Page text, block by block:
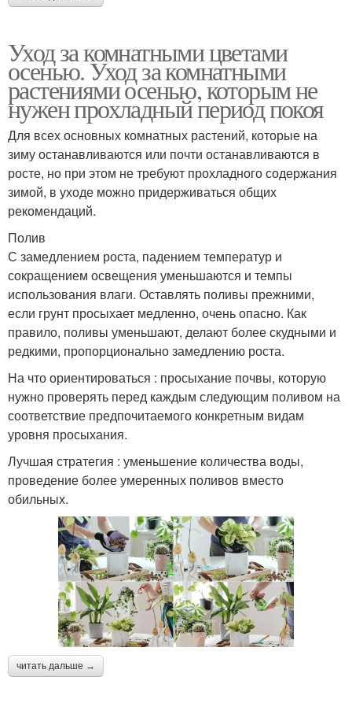
Уход за комнатными цветами
осенью. Уход за комнатными
растениями осенью, которым не
нужен прохладный период покоя
Для всех основных комнатных растений, которые на
зиму останавливаются или почти останавливаются в
росте, но при этом не требуют прохладного содержания
зимой, в уходе можно придерживаться общих
рекомендаций.
Полив
С замедлением роста, падением температур и
сокращением освещения уменьшаются и темпы
использования влаги. Оставлять поливы прежними,
если грунт просыхает медленно, очень опасно. Как
правило, поливы уменьшают, делают более скудными и
редкими, пропорционально замедлению роста.
На что ориентироваться : просыхание почвы, которую
нужно проверять перед каждым следующим поливом на
соответствие предпочитаемого конкретным видам
уровня просыхания.
Лучшая стратегия : уменьшение количества воды,
проведение более умеренных поливов вместо
обильных.
читать дальше →